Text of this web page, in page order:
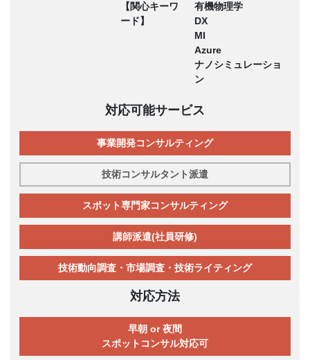
【関心キーワ
ード】
有機物理学
DX
MI
Azure
ナノシミュレーショ
ン
対応可能サービス
事業開発コンサルティング
技術コンサルタント派遣
スポット専門家コンサルティング
講師派遣(社員研修)
技術動向調査・市場調査・技術ライティング
対応方法
早朝 or 夜間
スポットコンサル対応可